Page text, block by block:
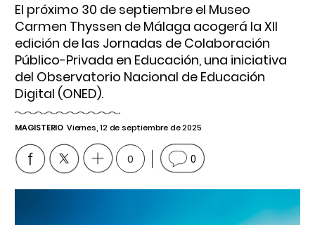
El próximo 30 de septiembre el Museo
Carmen Thyssen de Málaga acogerá la XII
edición de las Jornadas de Colaboración
Público-Privada en Educación, una iniciativa
del Observatorio Nacional de Educación
Digital (ONED).
MAGISTERIO Viernes, 12 de septiembre de 2025
0 0